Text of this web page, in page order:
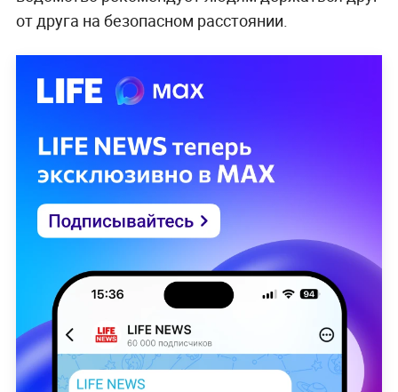
от друга на безопасном расстоянии.